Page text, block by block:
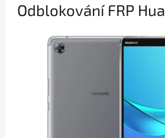
Odblokování FRP